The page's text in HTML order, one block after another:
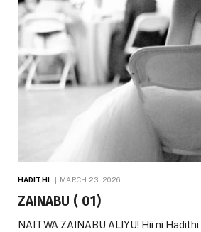
HADITHI MARCH 23, 2026
ZAINABU ( 01)
NAITWA ZAINABU ALIYU! Hii ni